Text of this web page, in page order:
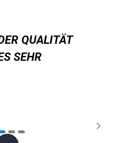
QUALITÄT
SEHR